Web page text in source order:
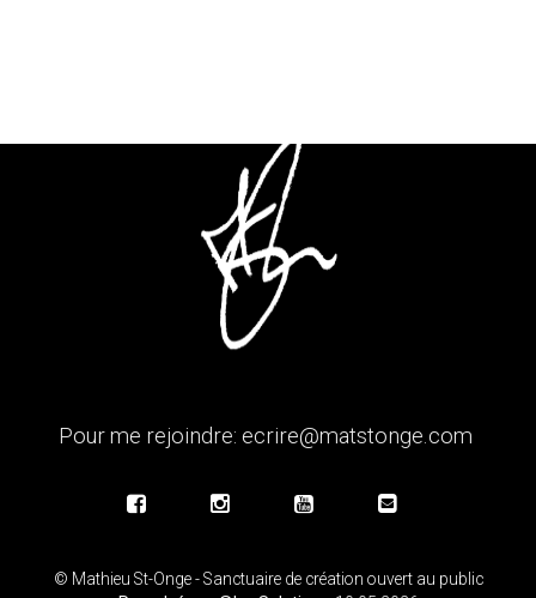
Pour me rejoindre: ecrire@matstonge.com
© Mathieu St-Onge - Sanctuaire de création ouvert au public